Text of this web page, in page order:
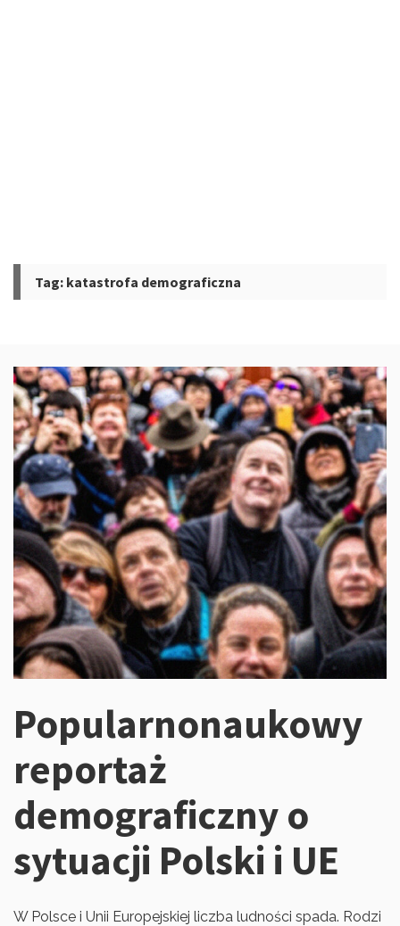
Tag: katastrofa demograficzna
Popularnonaukowy
reportaż
demograficzny o
sytuacji Polski i UE
W Polsce i Unii Europejskiej liczba ludności spada. Rodzi